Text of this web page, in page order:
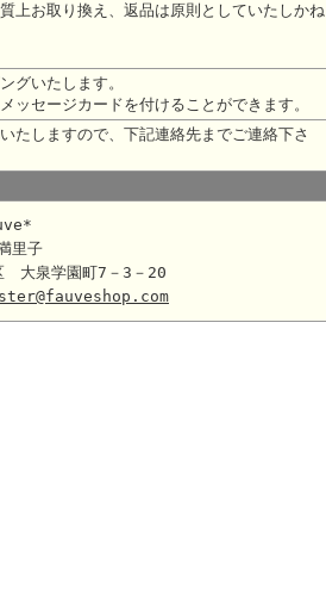
上お取り換え、返品は原則としていたしかね
グいたします。
ッセージカードを付けることができます。
たしますので、下記連絡先までご連絡下さ
里子
大泉学園町7－3－20